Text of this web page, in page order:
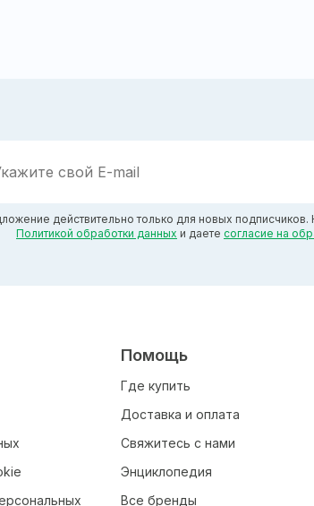
действительно только для новых
Политикой обработки данных и даете согласие на
Помощь
Где купить
Доставка и оплата
Свяжитесь с нами
Энциклопедия
Все бренды